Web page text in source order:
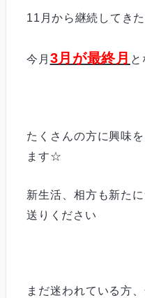
11月から継続してき
今月 3月が最終月 と
たくさんの方に興味
ます☆
新生活、相方も新た
送りください
まだ迷われている方